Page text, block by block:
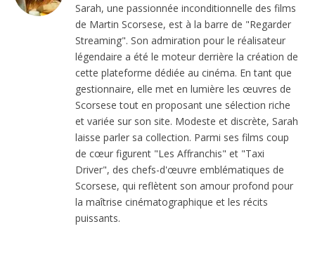
Sarah, une passionnée inconditionnelle des films
de Martin Scorsese, est à la barre de "Regarder
Streaming". Son admiration pour le réalisateur
légendaire a été le moteur derrière la création de
cette plateforme dédiée au cinéma. En tant que
gestionnaire, elle met en lumière les œuvres de
Scorsese tout en proposant une sélection riche
et variée sur son site. Modeste et discrète, Sarah
laisse parler sa collection. Parmi ses films coup
de cœur figurent "Les Affranchis" et "Taxi
Driver", des chefs-d'œuvre emblématiques de
Scorsese, qui reflètent son amour profond pour
la maîtrise cinématographique et les récits
puissants.